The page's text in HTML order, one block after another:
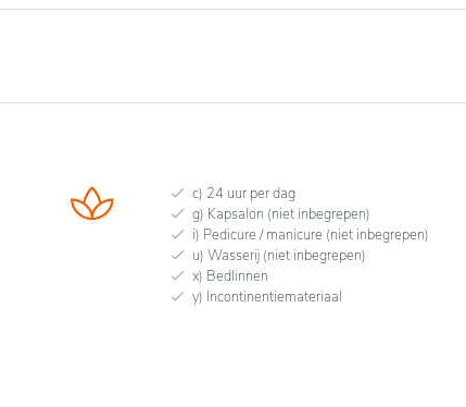
c) 24 uur per dag
g) Kapsalon (niet inbegrepen)
i) Pedicure / manicure (niet inbegrepen)
u) Wasserij (niet inbegrepen)
x) Bedlinnen
y) Incontinentiemateriaal